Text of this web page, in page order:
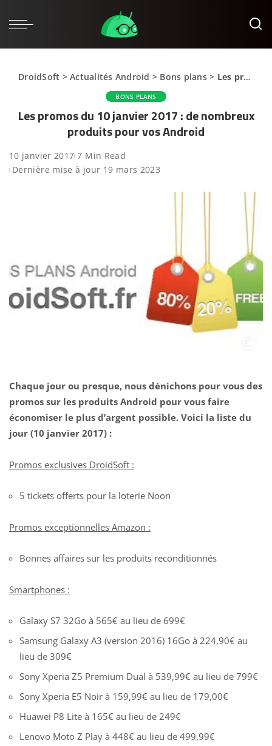
DroidSoft >Actualités Android > Bons plans> Les promos du 10 janvier 2017 : de nombreux produits pour vos Android
BONS PLANS
Les promos du 10 janvier 2017 : de nombreux
produits pour vos Android
10 janvier 2017 7 Min Read
Dernière mise à jour 19 mars 2023
Chaque jour ou presque, nous dénichons pour vous des
promos sur les produits Android pour vous faire
économiser le plus d’argent possible. Voici la liste du
jour (10 janvier 2017) :
Promos exclusives DroidSoft :
5 tickets offerts pour la loterie Noon
Promos exceptionnelles Amazon :
Bonnes affaires sur les produits reconditionnés
Smartphones :
Galaxy S7 32Go à 565€ au lieu de 699€
Samsung Galaxy A3 (version 2016) 16Go à 224,90€ au
lieu de 309€
Sony Xperia Z5 Premium Dual à 539,99€ au lieu de 799€
Sony Xperia E5 Noir à 159,99€ au lieu de 179,00€
Huawei P8 Lite à 165€ au lieu de 249€
Lenovo Moto Z Play à 448€ au lieu de 499,99€